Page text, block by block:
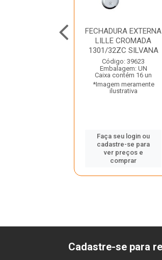
FECHADURA EXTERNA
LILLE CROMADA
1301/32ZC SILVANA
Código: 39623
Embalagem: UN
Caixa contém 16 un
*Imagem meramente
ilustrativa
Faça seu login ou
cadastre-se para
ver preços e
comprar
Cadastre-se para